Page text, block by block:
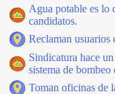
Agua potable es lo
candidatos.
Reclaman usuarios
Sindicatura hace
sistema de bombeo
Toman oficinas de